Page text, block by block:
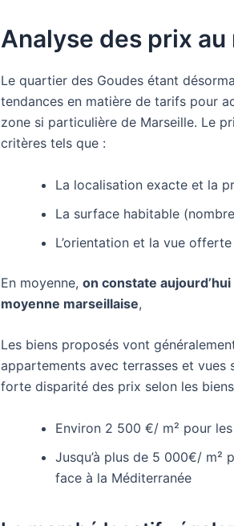
Analyse des prix au
Le quartier des Goudes étant
tendances en matière de tarifs pour
zone si particulière de Marseille. Le
critères tels que :
La localisation exacte et la
La surface habitable
L’orientation et la vue
En moyenne, on constate
moyenne marseillaise,
Les biens proposés vont
appartements avec terrasses et vues
forte disparité des prix selon les
Environ 2 500 €/ m² pour
Jusqu’à plus de 5 000€/ m²
face à la Méditerranée